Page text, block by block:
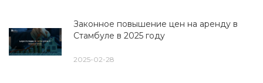
Законное повышение цен на аренду в
Стамбуле в 2025 году
2025-02-28